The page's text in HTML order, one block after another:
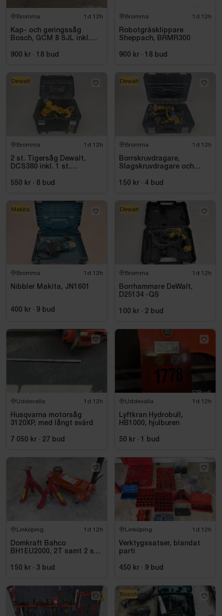
Bromma 1d 12h
Kap- och geringssåg
Bosch, GCM 8 SJL inkl.
900 kr · 18 bud
Bromma 1d 12h
Robotgräsklippare
Sheppach, BRMR300
900 kr · 18 bud
Bromma 1d 12h
2 st. Tigersåg Dewalt,
DCS380 inkl. 1 st.
550 kr · 8 bud
Dewalt
Bromma 1d 12h
Borrskruvdragare,
Slagskruvdragare och
150 kr · 4 bud
Dewalt
Bromma 1d 12h
Nibbler Makita, JN1601
400 kr · 9 bud
Makita
Bromma 1d 12h
Borrhammare DeWalt,
D25134 -QS
100 kr · 2 bud
Dewalt
Uddevalla 1d 12h
Husqvarna motorsåg
3120XP, med långt svärd
7 050 kr · 27 bud
Uddevalla 1d 12h
Lyftkran Hydrobull,
HB1000, hjulburen
50 kr · 1 bud
Linköping 1d 12h
Domkraft Bahco
BH1EU2000, 2T samt 2 st
150 kr · 3 bud
Linköping 1d 12h
Verktygssatser, blandat
parti
450 kr · 9 bud
Bosch